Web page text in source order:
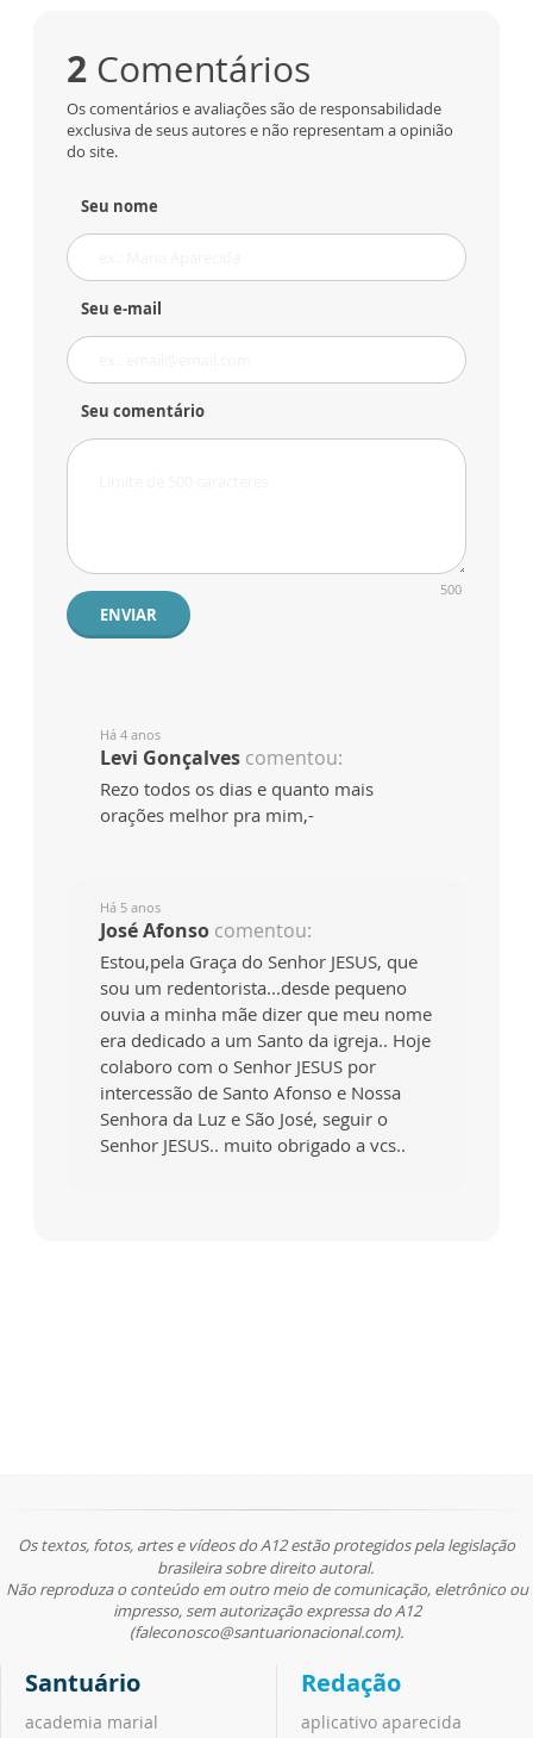
2 Comentários
Os comentários e avaliações são de responsabilidade
exclusiva de seus autores e não representam a opinião
do site.
Seu nome
Seu e-mail
Seu comentário
500
ENVIAR
Há 4 anos
Levi Gonçalves comentou:
Rezo todos os dias e quanto mais
orações melhor pra mim,-
Há 5 anos
José Afonso comentou:
Estou,pela Graça do Senhor JESUS, que
sou um redentorista...desde pequeno
ouvia a minha mãe dizer que meu nome
era dedicado a um Santo da igreja.. Hoje
colaboro com o Senhor JESUS por
intercessão de Santo Afonso e Nossa
Senhora da Luz e São José, seguir o
Senhor JESUS.. muito obrigado a vcs..
Os textos, fotos, artes e vídeos do A12 estão protegidos pela legislação
brasileira sobre direito autoral.
Não reproduza o conteúdo em outro meio de comunicação, eletrônico ou
impresso, sem autorização expressa do A12
(faleconosco@santuarionacional.com).
Santuário
academia marial
Redação
aplicativo aparecida